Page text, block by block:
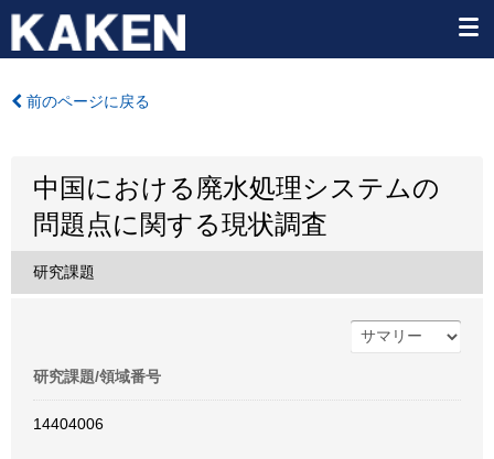
前のページに戻る
中国における廃水処理システムの
問題点に関する現状調査
研究課題
研究課題/領域番号
14404006